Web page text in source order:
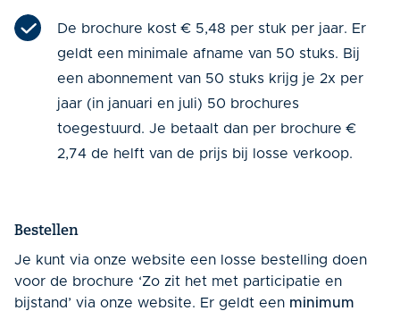
De brochure kost € 5,48 per stuk per jaar. Er
geldt een minimale afname van 50 stuks. Bij
een abonnement van 50 stuks krijg je 2x per
jaar (in januari en juli) 50 brochures
toegestuurd. Je betaalt dan per brochure €
2,74 de helft van de prijs bij losse verkoop.
Bestellen
Je kunt via onze website een losse bestelling doen
voor de brochure ‘Zo zit het met participatie en
bijstand’ via onze website. Er geldt een minimum